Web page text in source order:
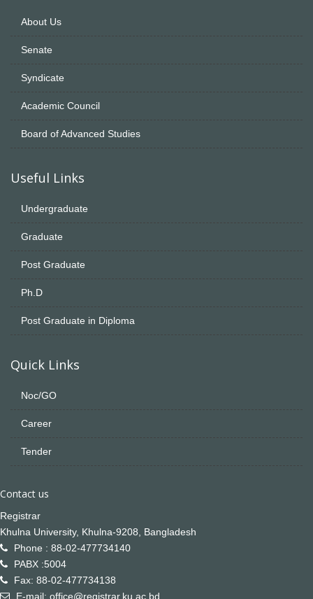
About Us
Senate
Syndicate
Academic Council
Board of Advanced Studies
Useful Links
Undergraduate
Graduate
Post Graduate
Ph.D
Post Graduate in Diploma
Quick Links
Noc/GO
Career
Tender
Contact us
Registrar
Khulna University, Khulna-9208, Bangladesh
Phone : 88-02-477734140
PABX :5004
Fax: 88-02-477734138
E-mail: office@registrar.ku.ac.bd